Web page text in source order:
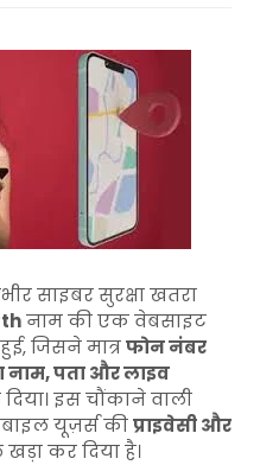
साइबर सुरक्षा खतरा
नाम की एक वेबसाइट
जिसने मात्रफोन नंबर
नाम, पता और लाइव
इस चौंकाने वाली
यूज़र्स कीप्राइवेसी और
कर दिया है।